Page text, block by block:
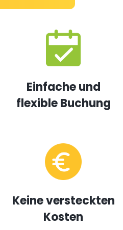
Einfache und
flexible Buchung
Keine versteckten
Kosten